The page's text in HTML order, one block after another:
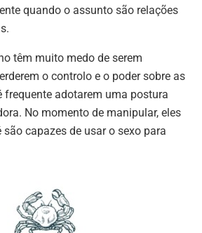
quando o assunto são relações
têm muito medo de serem
o controlo e o poder sobre as
frequente adotarem uma postura
No momento de manipular, eles
capazes de usar o sexo para